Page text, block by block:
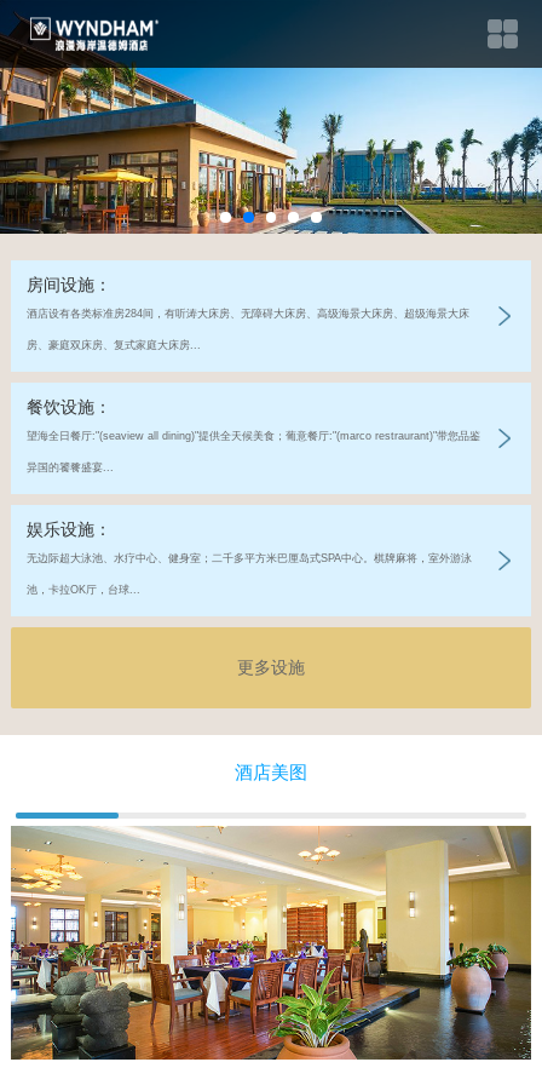
房间设施：
酒店设有各类标准房284间，有听涛大床房、无障碍大床房、高级海景大床房、超级海景大床
房、豪庭双床房、复式家庭大床房...
餐饮设施：
望海全日餐厅:"(seaview all dining)"提供全天候美食；葡意餐厅:"(marco restraurant)"带您品鉴
异国的饕餮盛宴...
娱乐设施：
无边际超大泳池、水疗中心、健身室；二千多平方米巴厘岛式SPA中心。棋牌麻将，室外游泳
池，卡拉OK厅，台球...
更多设施
酒店美图